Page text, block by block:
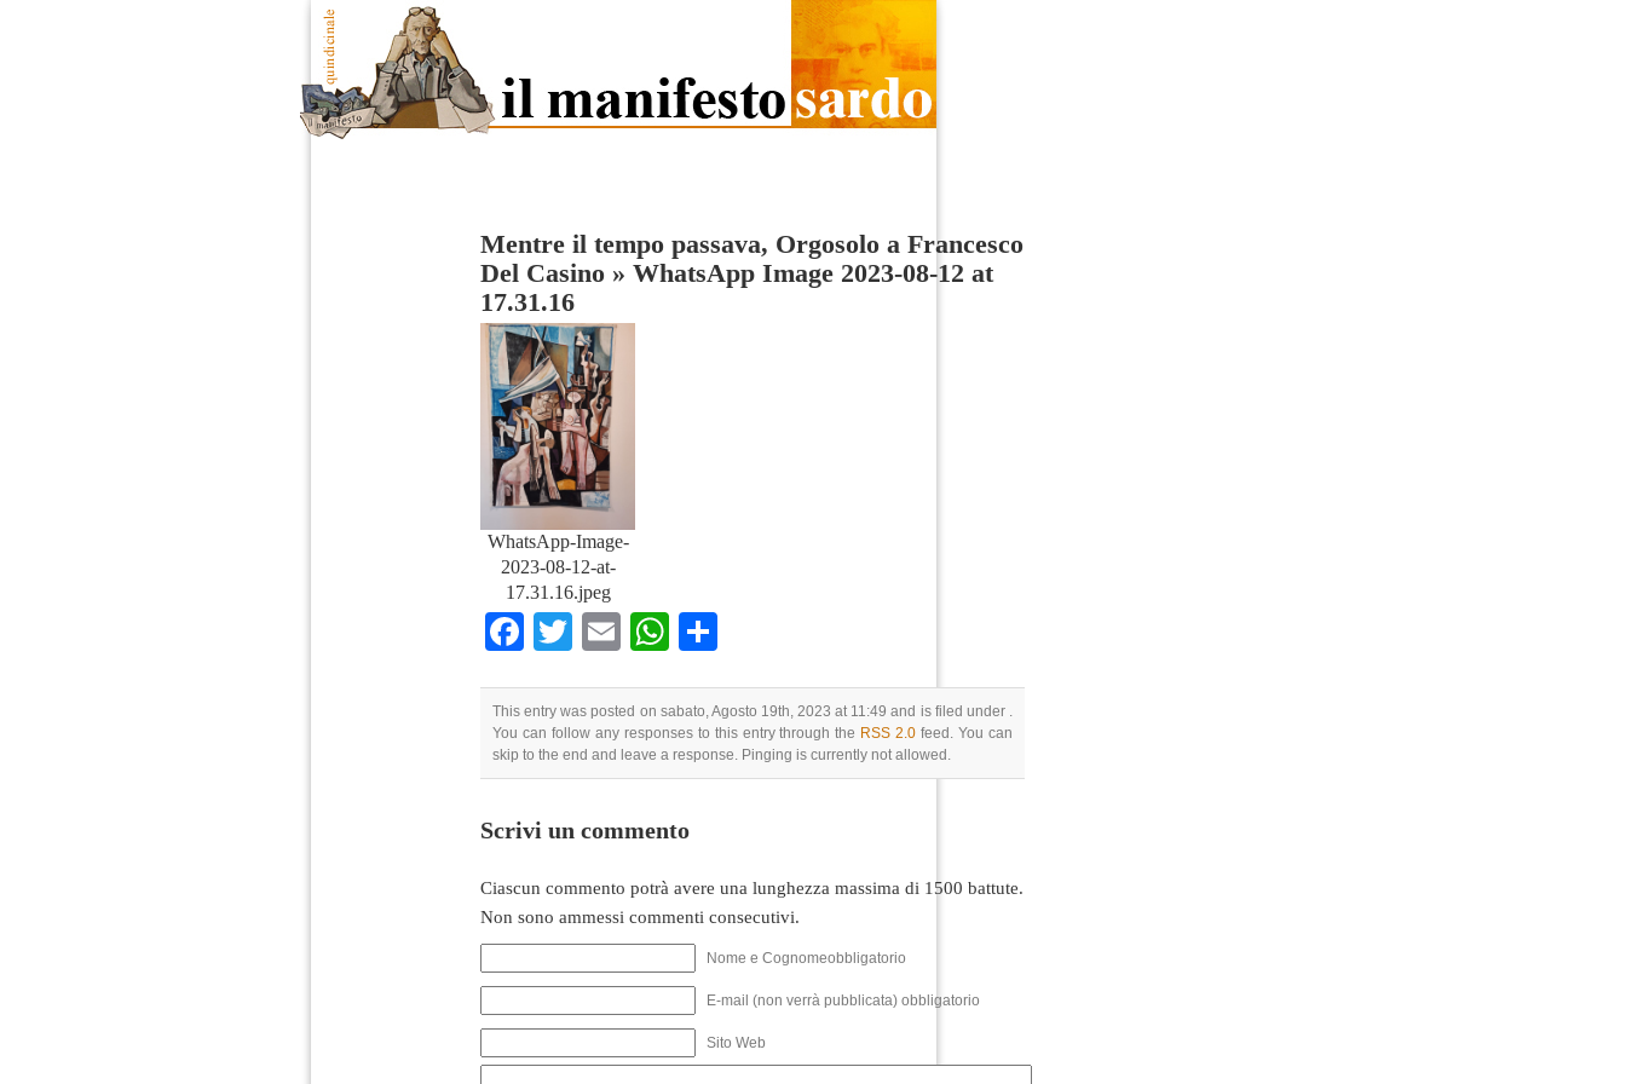
Mentre il tempo passava, Orgosolo a Francesco
Del Casino » WhatsApp Image 2023-08-12 at
17.31.16
WhatsApp-Image-
2023-08-12-at-
17.31.16.jpeg
Facebook
TwitterEmailWhatsApp
This entry was posted on sabato, Agosto 19th, 2023 at 11:49 and is filed under .
You can follow any responses to this entry through the RSS 2.0 feed. You can
skip to the end and leave a response. Pinging is currently not allowed.
Scrivi un commento
Ciascun commento potrà avere una lunghezza massima di 1500 battute.
Non sono ammessi commenti consecutivi.
Nome e Cognomeobbligatorio
E-mail (non verrà pubblicata) obbligatorio
Sito Web